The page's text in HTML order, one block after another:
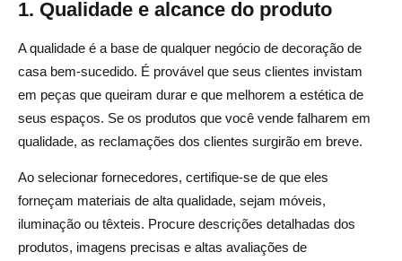
1. Qualidade e alcance do produto
A qualidade é a base de qualquer negócio de decoração de
casa bem-sucedido. É provável que seus clientes invistam
em peças que queiram durar e que melhorem a estética de
seus espaços. Se os produtos que você vende falharem em
qualidade, as reclamações dos clientes surgirão em breve.
Ao selecionar fornecedores, certifique-se de que eles
forneçam materiais de alta qualidade, sejam móveis,
iluminação ou têxteis. Procure descrições detalhadas dos
produtos, imagens precisas e altas avaliações de